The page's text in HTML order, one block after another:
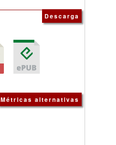
Descarga
Métricas alternativas